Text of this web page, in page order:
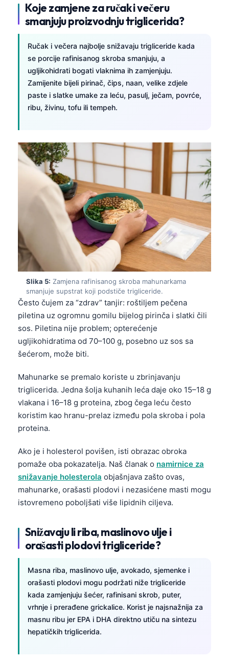
Koje zamjene za ručak i večeru
smanjuju proizvodnju triglicerida?
Ručak i večera najbolje snižavaju trigliceride kada
se porcije rafinisanog skroba smanjuju, a
ugljikohidrati bogati vlaknima ih zamjenjuju.
Zamijenite bijeli pirinač, čips, naan, velike zdjele
paste i slatke umake za leću, pasulj, ječam, povrće,
ribu, živinu, tofu ili tempeh.
Slika 5: Zamjena rafinisanog skroba mahunarkama
smanjuje supstrat koji podstiče trigliceride.
Često čujem za “zdrav” tanjir: roštiljem pečena
piletina uz ogromnu gomilu bijelog pirinča i slatki čili
sos. Piletina nije problem; opterećenje
ugljikohidratima od 70–100 g, posebno uz sos sa
šećerom, može biti.
Mahunarke se premalo koriste u zbrinjavanju
triglicerida. Jedna šolja kuhanih leća daje oko 15–18 g
vlakana i 16–18 g proteina, zbog čega leću često
koristim kao hranu-prelaz između pola skroba i pola
proteina.
Ako je i holesterol povišen, isti obrazac obroka
pomaže oba pokazatelja. Naš članak o namirnice za
snižavanje holesterola objašnjava zašto ovas,
mahunarke, orašasti plodovi i nezasićene masti mogu
istovremeno poboljšati više lipidnih ciljeva.
Snižavaju li riba, maslinovo ulje i
orašasti plodovi trigliceride?
Masna riba, maslinovo ulje, avokado, sjemenke i
orašasti plodovi mogu podržati niže trigliceride
kada zamjenjuju šećer, rafinisani skrob, puter,
vrhnje i prerađene grickalice. Korist je najsnažnija za
masnu ribu jer EPA i DHA direktno utiču na sintezu
hepatičkih triglicerida.